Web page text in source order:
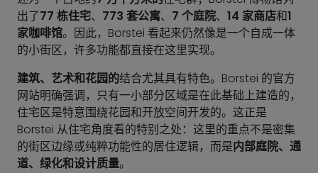
出了77 栋住宅、 773 套公寓、 7 个庭院、 14 家商店和1
家咖啡馆。因此，Borstei 看起来仍然像是一个自成一体
的小街区，许多功能都直接在这里实现。
建筑、艺术和花园的结合尤其具有特色。Borstei 的官方
网站明确强调，只有一小部分区域是在此基础上建造的，
住宅区是特意围绕花园和开放空间开发的。这正是
Borstei 从住宅角度看的特别之处：这里的重点不是密集
的街区边缘或纯粹功能性的居住逻辑，而是内部庭院、通
道、绿化和设计质量。